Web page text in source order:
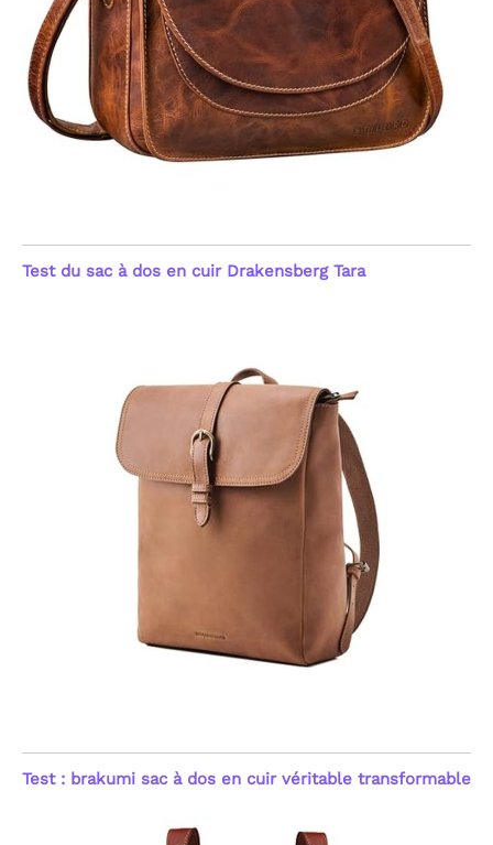
Test du sac à dos en cuir Drakensberg Tara
Test : brakumi sac à dos en cuir véritable transformable